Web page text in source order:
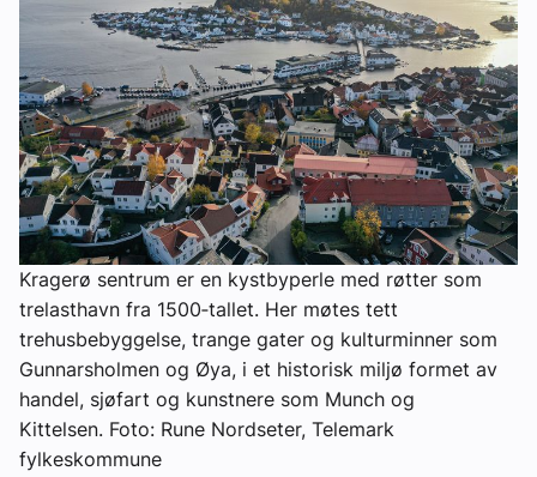
Kragerø sentrum er en kystbyperle med røtter som
trelasthavn fra 1500‑tallet. Her møtes tett
trehusbebyggelse, trange gater og kulturminner som
Gunnarsholmen og Øya, i et historisk miljø formet av
handel, sjøfart og kunstnere som Munch og
Kittelsen. Foto: Rune Nordseter, Telemark
fylkeskommune